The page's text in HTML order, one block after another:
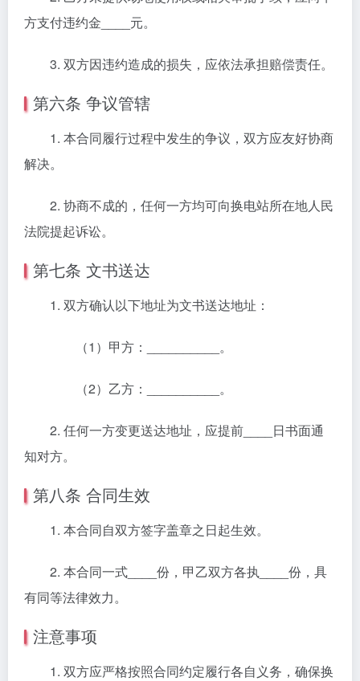
方支付违约金____元。
3. 双方因违约造成的损失，应依法承担赔偿责任。
第六条 争议管辖
1. 本合同履行过程中发生的争议，双方应友好协商
解决。
2. 协商不成的，任何一方均可向换电站所在地人民
法院提起诉讼。
第七条 文书送达
1. 双方确认以下地址为文书送达地址：
（1）甲方：__________。
（2）乙方：__________。
2. 任何一方变更送达地址，应提前____日书面通
知对方。
第八条 合同生效
1. 本合同自双方签字盖章之日起生效。
2. 本合同一式____份，甲乙双方各执____份，具
有同等法律效力。
注意事项
1. 双方应严格按照合同约定履行各自义务，确保换